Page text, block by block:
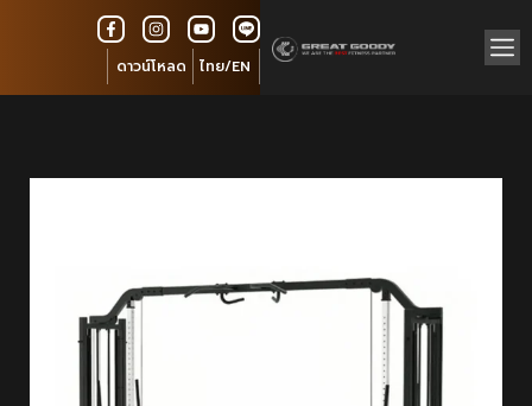
ดาวน์โหลด ไทย/EN